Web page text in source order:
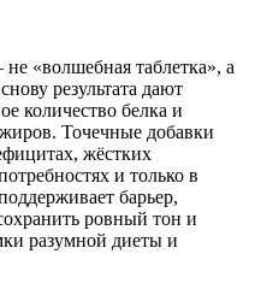
«волшебная таблетка», а
результата дают
количество белка и
Точечные добавки
жёстких
и только в
барьер,
ровный тон и
разумной диеты и